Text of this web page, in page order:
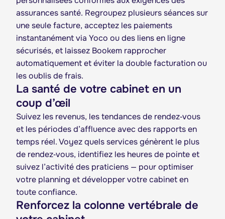
assurances santé. Regroupez plusieurs séances sur
une seule facture, acceptez les paiements
instantanément via Yoco ou des liens en ligne
sécurisés, et laissez Bookem rapprocher
automatiquement et éviter la double facturation ou
les oublis de frais.
La santé de votre cabinet en un
coup d’œil
Suivez les revenus, les tendances de rendez‑vous
et les périodes d’affluence avec des rapports en
temps réel. Voyez quels services génèrent le plus
de rendez‑vous, identifiez les heures de pointe et
suivez l’activité des praticiens — pour optimiser
votre planning et développer votre cabinet en
toute confiance.
Renforcez la colonne vertébrale de